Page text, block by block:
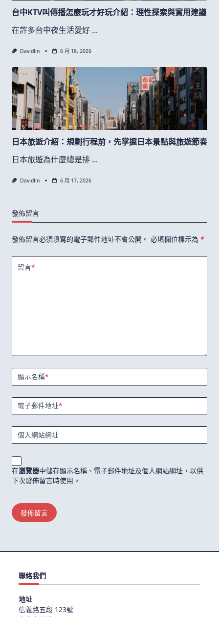
台中KTV叫傳播怎麼玩才好玩介紹：理性探索與實用建議
在許多台中夜生活愛好 ...
Davidlin 6 月 18, 2026
日本旅遊介紹：規劃行程前，先掌握日本景點與旅遊節奏
日本旅遊為什麼總是排 ...
Davidlin 6 月 17, 2026
發佈留言
發佈留言必須填寫的電子郵件地址不會公開。 必填欄位標示為 *
留言*
顯示名稱*
電子郵件地址*
個人網站網址
在瀏覽器中儲存顯示名稱、電子郵件地址及個人網站網址，以供
下次發佈留言時使用。
聯絡我們
地址
信義路五段 123號